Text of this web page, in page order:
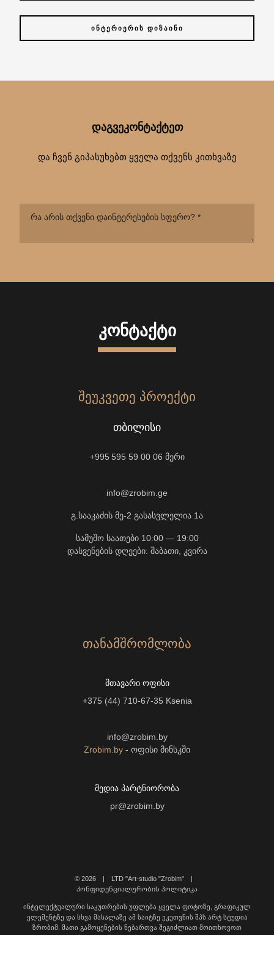
ᲘᲜᲢᲔᲠᲘᲔᲠᲘᲡ ᲓᲘᲖᲐᲘᲜᲘ
ᲓᲐᲒᲕᲔᲙᲝᲜᲢᲐᲥᲢᲔᲗ
და ჩვენ გიპასუხებთ ყველა თქვენს კითხვაზე
ᲙᲝᲜᲢᲐᲥᲢᲘ
ᲨᲔᲣᲙᲕᲔᲗᲔ ᲞᲠᲝᲔᲥᲢᲘ
ᲗᲑᲘᲚᲘᲡᲘ
+995 595 59 00 06 მერი
info@zrobim.ge
გ.სააკაძის მე-2 გასასვლელია 1ა
სამუშო საათები 10:00 — 19:00
დასვენების დღეები: შაბათი, კვირა
ᲗᲐᲜᲐᲛᲨᲠᲝᲛᲚᲝᲑᲐ
ᲛᲗᲐᲕᲐᲠᲘ ᲝᲤᲘᲡᲘ
+375 (44) 710-67-35 Ksenia
info@zrobim.by
Zrobim.by - ოფისი მინსკში
ᲛᲔᲓᲘᲐ ᲞᲐᲠᲢᲜᲘᲝᲠᲝᲑᲐ
pr@zrobim.by
© 2026 | LTD "Art-studio "Zrobim" |
Კონფიდენციალურობის პოლიტიკა
ინტელექტუალური საკუთრების უფლება ყველა ფოტოზე, გრაფიკულ
ელემენტზე და სხვა მასალაზე ამ საიტზე ეკუთვნის შპს არტ სტუდია
ზრობიმ. მათი გამოყენების ნებართვა შეგიძლიათ მოითხოვოთ